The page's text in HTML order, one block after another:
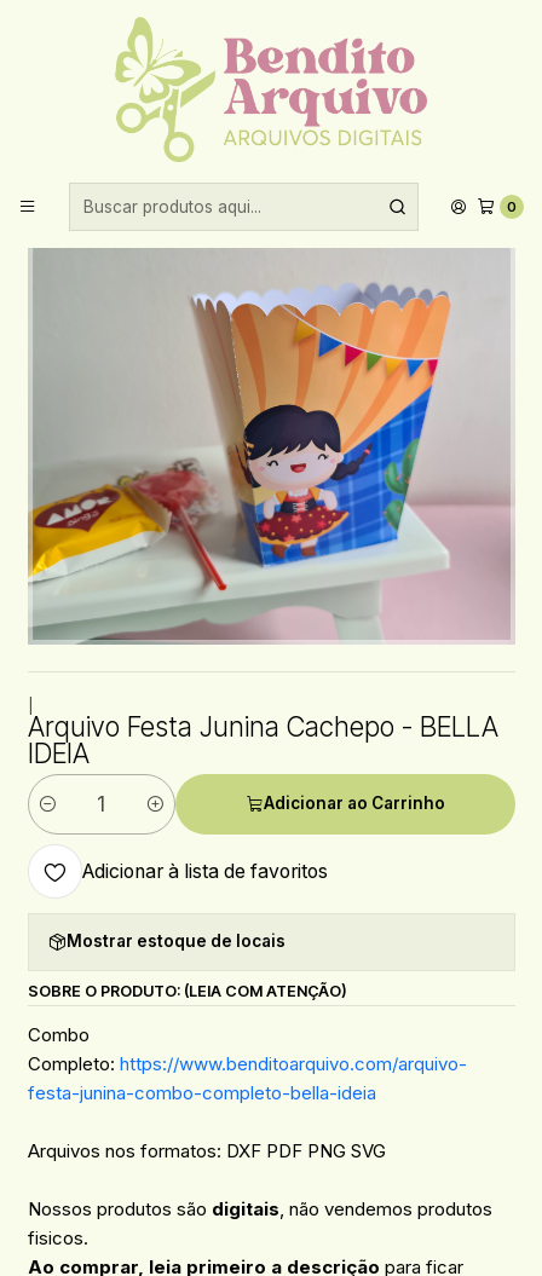
0
Aproveite 10% de desconto ao comprar acima de R$30,00!
Início Datas comemorativas
Festa Junina
Arquivo Festa Junina Cachepo - BELLA IDEIA
Arquivo Festa Junina Cachepo - BELLA
IDEIA
Quantidade
Adicionar ao Carrinho
Adicionar à lista de favoritos
Mostrar estoque de locais
SOBRE O PRODUTO: (LEIA COM ATENÇÃO)
Combo
Completo: https://www.benditoarquivo.com/arquivo-
festa-junina-combo-completo-bella-ideia
Arquivos nos formatos: DXF PDF PNG SVG
Nossos produtos são digitais , não vendemos produtos
fisicos.
Ao comprar, leia primeiro a descrição para ficar